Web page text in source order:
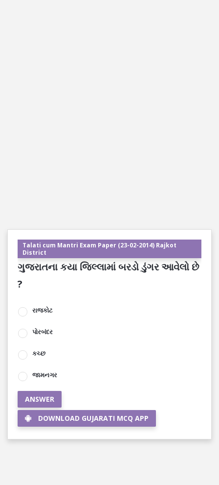
Talati cum Mantri Exam Paper (23-02-2014) Rajkot
District
ગુજરાતના કયા જિલ્લામાં બરડો ડુંગર આવેલો છે
?
રાજકોટ
પોરબંદર
કચ્છ
જામનગર
ANSWER
DOWNLOAD GUJARATI MCQ APP